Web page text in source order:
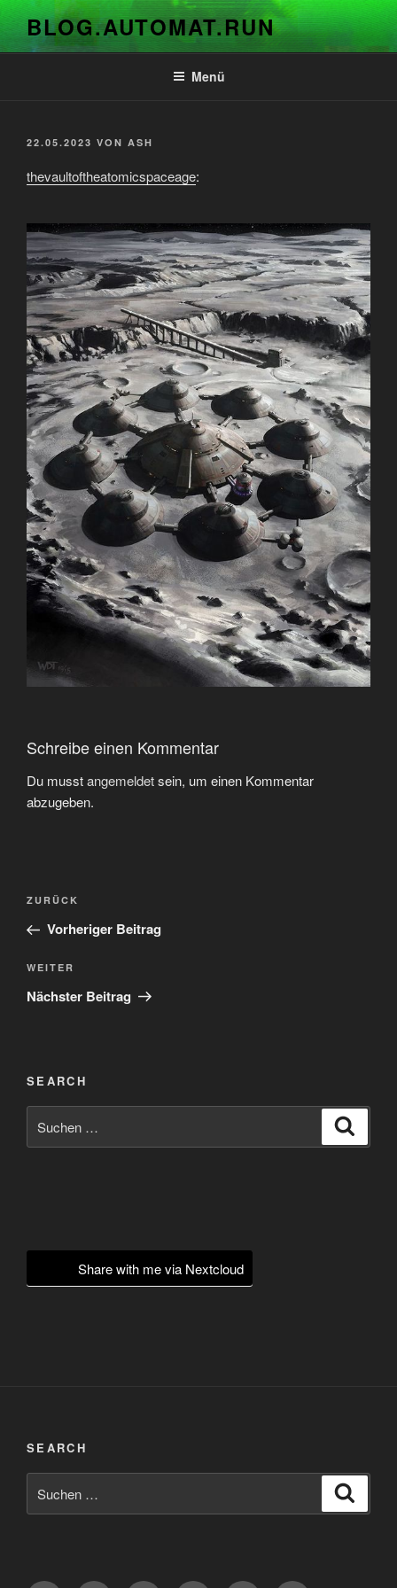
Zum
Inhalt
springen
BLOG.AUTOMAT.RUN
Menü
VERÖFFENTLICHT
22.05.2023 VON ASH
thevaultoftheatomicspaceage:
Schreibe einen Kommentar
Du musstangemeldetsein, um einen Kommentar
abzugeben.
Beitragsnavigation
Vorheriger
Beitrag
ZURÜCK
Vorheriger Beitrag
Nächster
Beitrag
WEITER
Nächster Beitrag
SEARCH
nach:
Share with me via Nextcloud
SEARCH
nach: